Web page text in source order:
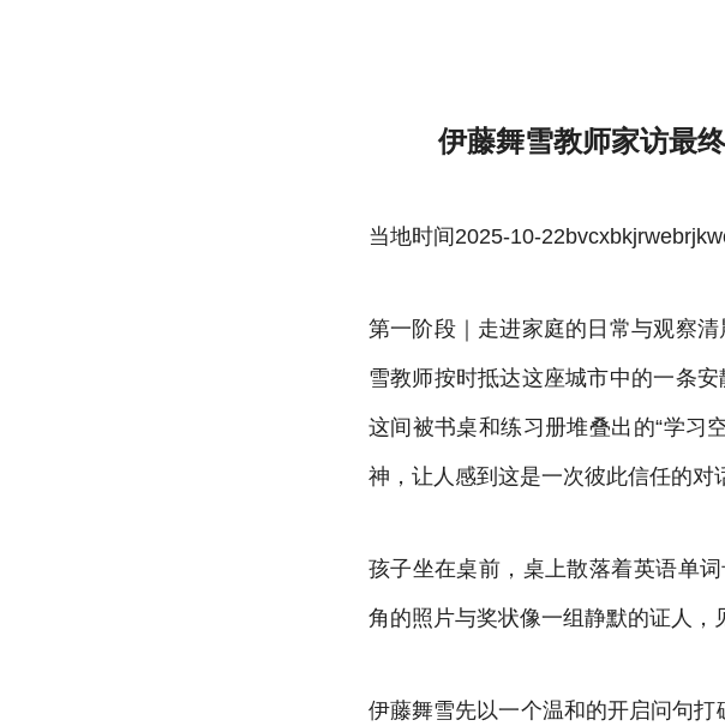
伊藤舞雪教师家访最
当地时间2025-10-
第一阶段｜走进家庭的日常与观察
雪教师按时抵达这座城市中的一条
这间被书桌和练习册堆叠出的“学习
神，让人感到这是一次彼此信任的对
孩子坐在桌前，桌上散落着英语单
角的照片与奖状像一组静默的证人，
伊藤舞雪先以一个温和的开启问句